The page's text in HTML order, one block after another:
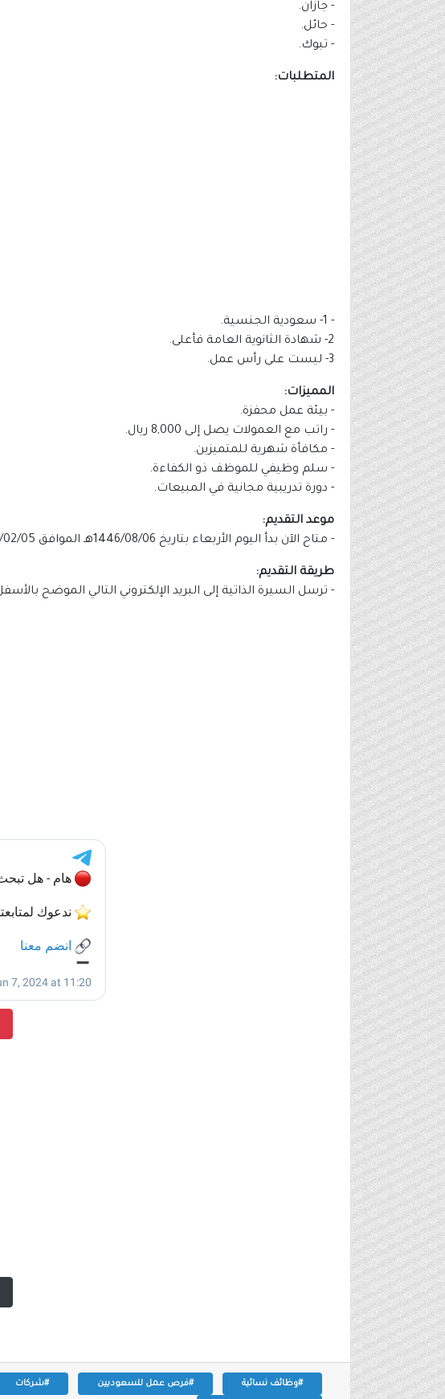
- جازان.
- حائل.
- تبوك.
المتطلبات:
- 1- سعودية الجنسية.
2- شهادة الثانوية العامة فأعلى.
3- ليست على رأس عمل.
المميزات:
- بيئة عمل محفزة.
- راتب مع العمولات يصل إلى 8,000 ريال.
- مكافأة شهرية للمتميزين.
- سلم وظيفي للموظف ذو الكفاءة.
- دورة تدريبية مجانية في المبيعات.
موعد التقديم:
- متاح الآن بدأ اليوم الأربعاء بتاريخ 1446/08/06هـ الموافق 2025/02/05م.
طريقة التقديم:
- ترسل السيرة الذاتية إلى البريد الإلكتروني التالي الموضح
#وظائف نسائية #فرص عمل للسعوديين #شركات